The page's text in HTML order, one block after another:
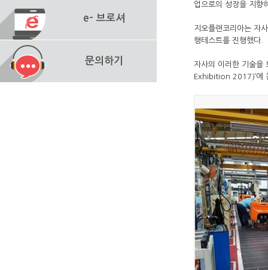
e- 브로셔
문의하기
업으로의 성장을 지향
지오플랜코리아는 자
행테스트를 진행했다.
자사의 이러한 기술을
Exhibition 2017)’에